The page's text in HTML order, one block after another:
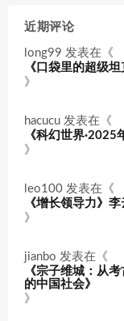
近期评论
long99 发表在《
《口袋里的超级
》
hacucu 发表在《
《科幻世界·2025
》
leo100 发表在《
《增长领导力》
》
jianbo 发表在《
《宗子维城：从
的中国社会》
》